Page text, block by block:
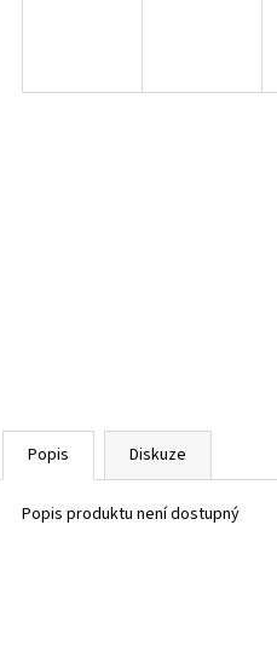
Popis Diskuze
Popis produktu není dostupný